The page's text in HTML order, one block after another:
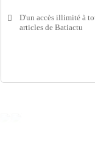
D'un accès illimité à
articles de Batiactu